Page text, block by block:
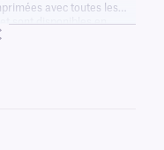
avec toutes les
sont disponibles en